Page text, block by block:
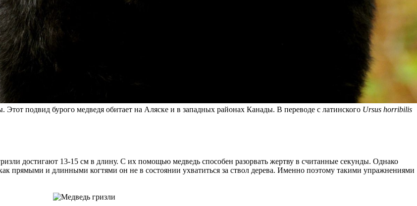
подвид бурого медведя обитает на Аляске и в западных районах Канады. В переводе с латинского Ursus horribilis
достигают 13-15 см в длину. С их помощью медведь способен разорвать жертву в считанные секунды. Однако
прямыми и длинными когтями он не в состоянии ухватиться за ствол дерева. Именно поэтому такими упражнениями